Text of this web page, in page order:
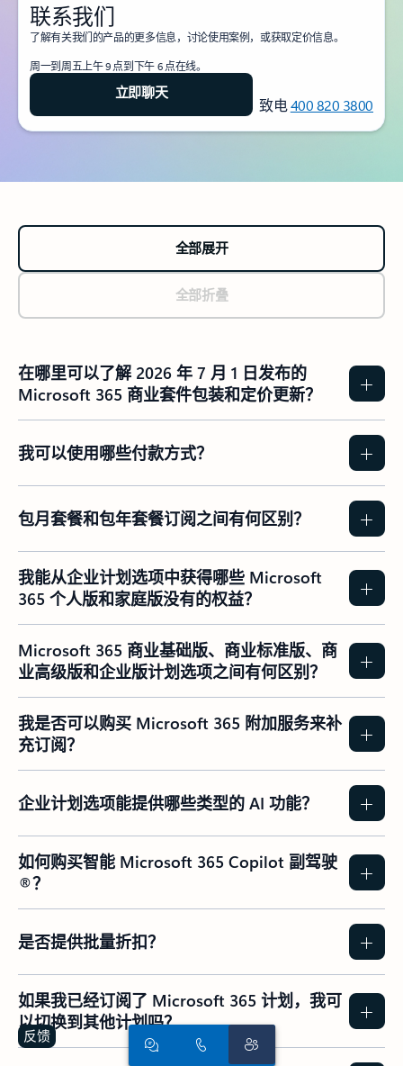
联系我们
了解有关我们的产品的更多信息，讨论使用案例，或获取定价信息。
周一到周五上午 9 点到下午 6 点在线。
立即聊天
致电400 820 3800
全部展开
全部折叠
在哪里可以了解 2026 年 7 月 1 日发布的
Microsoft 365 商业套件包装和定价更新？
我可以使用哪些付款方式？
包月套餐和包年套餐订阅之间有何区别？
我能从企业计划选项中获得哪些 Microsoft
365 个人版和家庭版没有的权益？
Microsoft 365 商业基础版、商业标准版、商
业高级版和企业版计划选项之间有何区别？
我是否可以购买 Microsoft 365 附加服务来补
充订阅？
企业计划选项能提供哪些类型的 AI 功能？
如何购买智能 Microsoft 365 Copilot 副驾驶
®？
是否提供批量折扣？
如果我已经订阅了 Microsoft 365 计划，我可
以切换到其他计划吗？
反馈